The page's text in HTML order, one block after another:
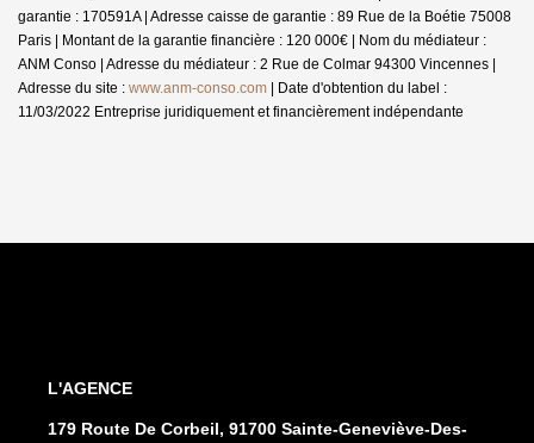
garantie : 170591A | Adresse caisse de garantie : 89 Rue de la Boétie 75008
Paris | Montant de la garantie financière : 120 000€ | Nom du médiateur :
ANM Conso | Adresse du médiateur : 2 Rue de Colmar 94300 Vincennes |
Adresse du site : www.anm-conso.com | Date d'obtention du label :
11/03/2022 Entreprise juridiquement et financièrement indépendante
L'AGENCE
179 Route De Corbeil, 91700 Sainte-Geneviève-Des-